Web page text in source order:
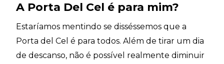
A Porta Del Cel é para mim?
Estaríamos mentindo se disséssemos que a
Porta del Cel é para todos. Além de tirar um dia
de descanso, não é possível realmente diminuir